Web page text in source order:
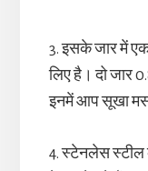
3. इसके जार में एक
लिए है। दो जार
इनमें आप सूखा
4. स्टेनलेस स्टील